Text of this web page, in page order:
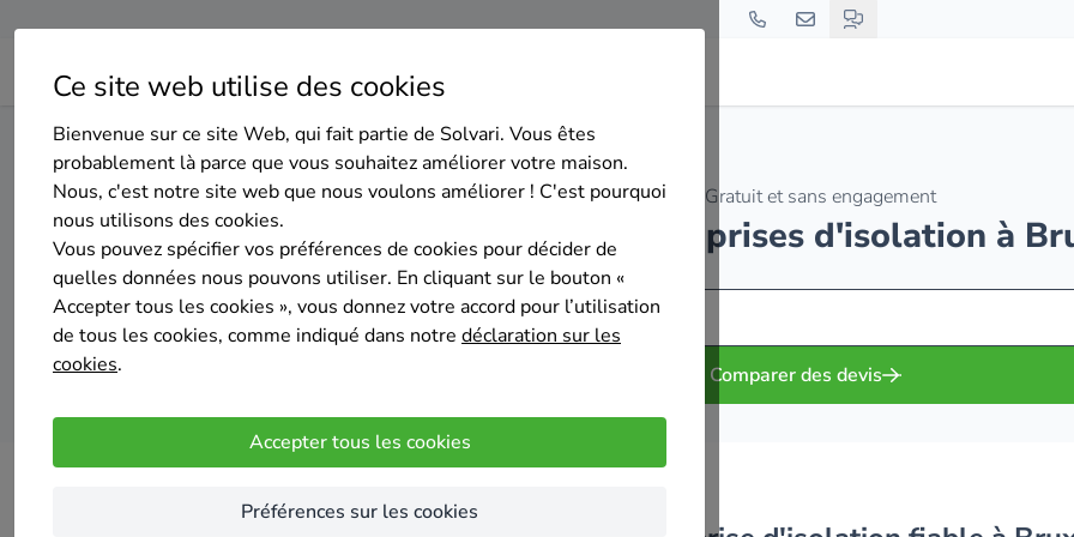
Ce site web utilise des cookies
Bienvenue sur ce site Web, qui fait partie de Solvari. Vous êtes
probablement là parce que vous souhaitez améliorer votre maison.
Nous, c'est notre site web que nous voulons améliorer ! C'est pourquoi
nous utilisons des cookies.
Vous pouvez spécifier vos préférences de cookies pour décider de
quelles données nous pouvons utiliser. En cliquant sur le bouton «
Accepter tous les cookies », vous donnez votre accord pour l’utilisation
de tous les cookies, comme indiqué dans notre déclaration sur les
cookies.
Accepter tous les cookies
Préférences sur les cookies
Home Isolation Bruxelles Bruxelles
Gratuit et sans engagement
Top 20 des entreprises d'isolation à
Comparer des devis